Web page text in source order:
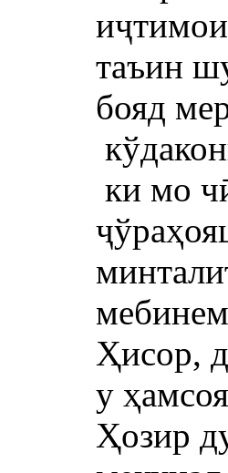
таъин
бояд
ки мо
Ҳисор,
у
Ҳозир